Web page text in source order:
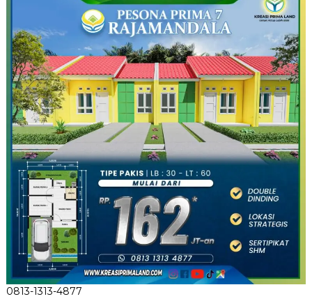
0813-1313-4877